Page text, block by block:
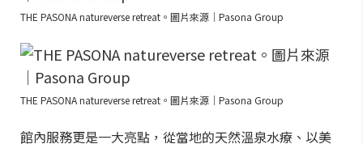
THE PASONA natureverse retreat。圖片來源｜Pasona Group
THE PASONA natureverse retreat。圖片來源｜Pasona Group
館內服務更是一大亮點，從當地的天然溫泉水療、以美